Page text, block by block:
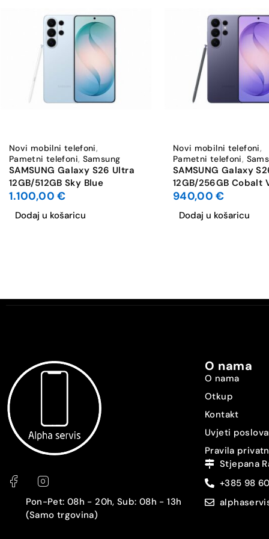
Broj leća stražnje kamere
Kamera prednja [MP]
Broj leća prednje kamere
Max. video rezolucija
Bluetooth
GPS
Čitač otiska prstiju
Prepoznavanje lica
3.5 mm audio izlaz
Novi mobilni telefoni,
Pametni telefoni, Samsung
SAMSUNG Galaxy S26 Ultra
12GB/512GB Sky Blue
1.100,00€
Dodaj u košaricu
Novi mobilni telefoni,
Pametni telefoni,
SAMSUNG Galaxy
12GB/256GB Cobalt
940,00€
Dodaj u košaricu
Pon-Pet: 08h - 20h, Sub: 08h - 13h
(Samo trgovina)
O nama
O nama
Otkup
Kontakt
Uvjeti
Pravila
Stjepana
+385 98